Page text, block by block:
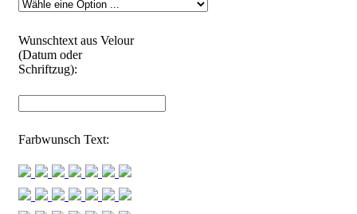
Wunschtext aus Velour
(Datum oder
Schriftzug):
Farbwunsch Text: